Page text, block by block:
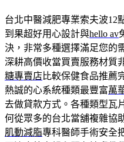
台北中醫減肥專業索夫波12
到果超好用心設計與hello av
決，非常多種選擇滿足您的
深耕高價收當買賣服務材質
糖專賣店比較保健食品推薦
熱誠的心系統種類最豐富萬
去做貸款方式。各種類型瓦
何從眾多的台北當舖複雜協
肌動減脂專科醫師手術安全